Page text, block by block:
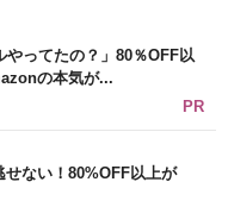
やってたの？」80％OFF以
の本気が...
PR
ない！80%OFF以上が